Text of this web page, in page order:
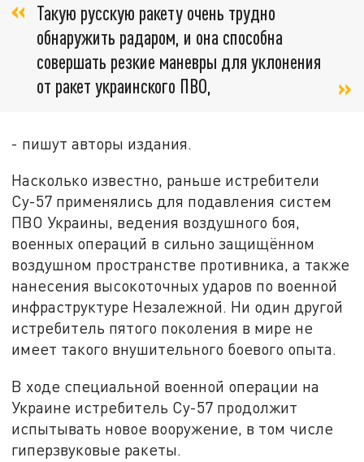
Такую русскую ракету очень трудно
обнаружить радаром, и она способна
совершать резкие маневры для уклонения
от ракет украинского ПВО,
- пишут авторы издания.
Насколько известно, раньше истребители
Су-57 применялись для подавления систем
ПВО Украины, ведения воздушного боя,
военных операций в сильно защищённом
воздушном пространстве противника, а также
нанесения высокоточных ударов по военной
инфраструктуре Незалежной. Ни один другой
истребитель пятого поколения в мире не
имеет такого внушительного боевого опыта.
В ходе специальной военной операции на
Украине истребитель Су-57 продолжит
испытывать новое вооружение, в том числе
гиперзвуковые ракеты.